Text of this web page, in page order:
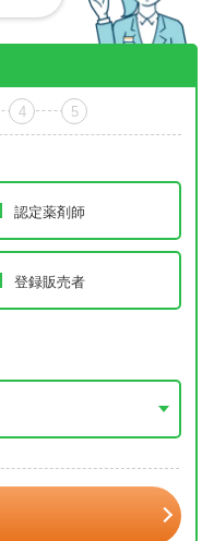
4 5
認定薬剤師
登録販売者